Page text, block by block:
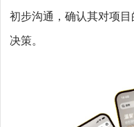
初步沟通，确认其对项
决策。